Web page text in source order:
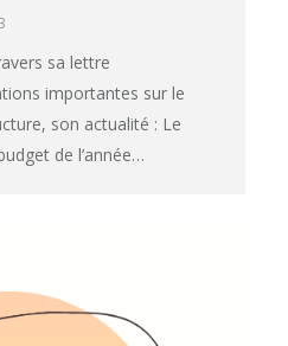
sa lettre
importantes sur le
son actualité : Le
de l’année…